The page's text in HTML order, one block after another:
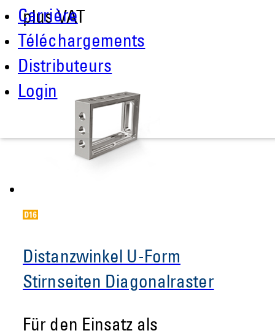
Carrière
Téléchargements
Distributeurs
Login
plus VAT
Distanzwinkel U-Form
Stirnseiten Diagonalraster
Für den Einsatz als